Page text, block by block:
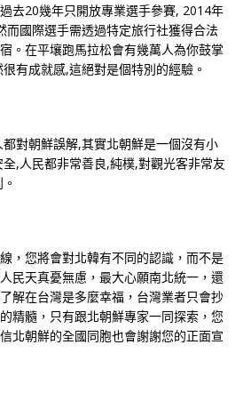
去20幾年只開放專業選手參賽, 2014年
而國際選手需透過特定旅行社獲得合法
。在平壤跑馬拉松會有幾萬人為你鼓掌
有成就感,這絕對是個特別的經驗。
對朝鮮誤解,其實北朝鮮是一個沒有小
,人民都非常善良,純樸,對觀光客非常友
，您將會對北韓有不同的認識，而不是
民天真憂無慮，最大心願南北統一，還
解在台灣是多麼幸福，台灣業者只會抄
精髓，只有跟北朝鮮專家一同探索，您
北朝鮮的全國同胞也會謝謝您的正面宣